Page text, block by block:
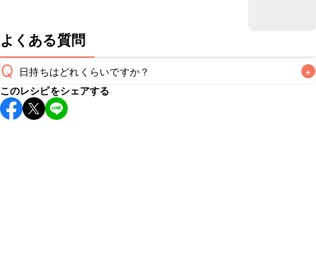
よくある質問
Q 日持ちはどれくらいですか？ +
保存期間は冷蔵で翌日中が目安です。なるべくお早めにお召
し上がりください。
このレシピをシェアする